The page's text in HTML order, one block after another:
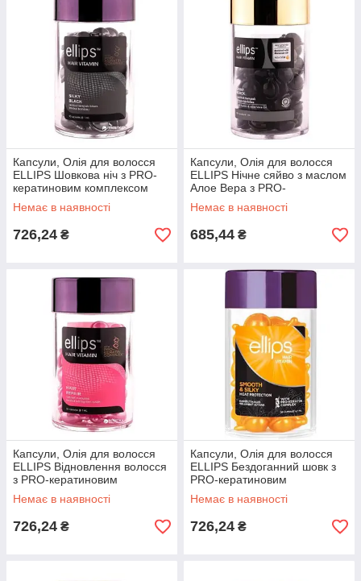
Капсули, Олія для волосся
ELLIPS Шовкова ніч з PRO-
кератиновим комплексом
50х1ml 28325
Немає в наявності
726,24 ₴
Капсули, Олія для волосся
ELLIPS Нічне сяйво з маслом
Алое Вера з PRO-
кератиновим комплексом
50х1ml 28325
Немає в наявності
685,44 ₴
Капсули, Олія для волосся
ELLIPS Відновлення волосся
з PRO-кератиновим
комплексом 50х1ml 28325
Немає в наявності
726,24 ₴
Капсули, Олія для волосся
ELLIPS Бездоганний шовк з
PRO-кератиновим
комплексом 50х1ml 28325
Немає в наявності
726,24 ₴